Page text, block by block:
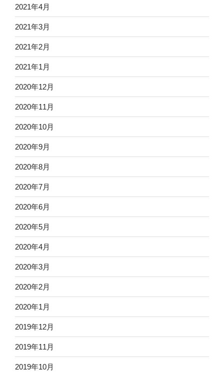
2021年4月
2021年3月
2021年2月
2021年1月
2020年12月
2020年11月
2020年10月
2020年9月
2020年8月
2020年7月
2020年6月
2020年5月
2020年4月
2020年3月
2020年2月
2020年1月
2019年12月
2019年11月
2019年10月